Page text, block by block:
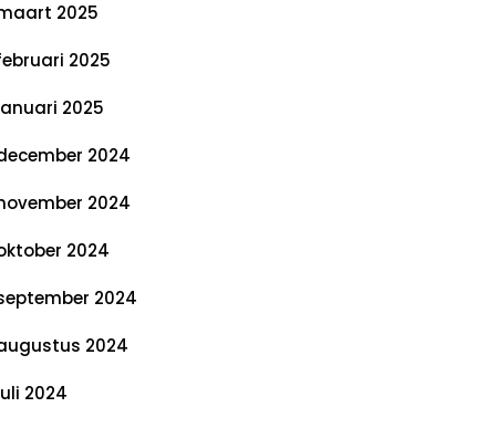
2025
2025
2025
2024
2024
2024
2024
2024
2024